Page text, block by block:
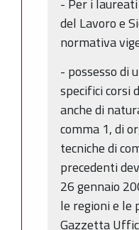
- Per i
del Lavoro e
normativa
- possesso di
specifici corsi
anche di
comma 1, di
tecniche di
precedenti
26 gennaio
le regioni e le
Gazzetta